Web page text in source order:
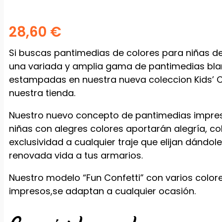
28,60 €
Si buscas pantimedias de colores para niñas
una variada y amplia gama de pantimedias
estampadas en nuestra nueva coleccion Kids’
nuestra tienda.
Nuestro nuevo concepto de pantimedias
niñas con alegres colores aportarán alegría,
exclusividad a cualquier traje que elijan
renovada vida a tus armarios.
Nuestro modelo “Fun Confetti” con varios
impresos,se adaptan a cualquier ocasión.